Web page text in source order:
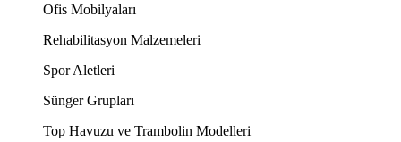
Ofis Mobilyaları
Rehabilitasyon Malzemeleri
Spor Aletleri
Sünger Grupları
Top Havuzu ve Trambolin Modelleri